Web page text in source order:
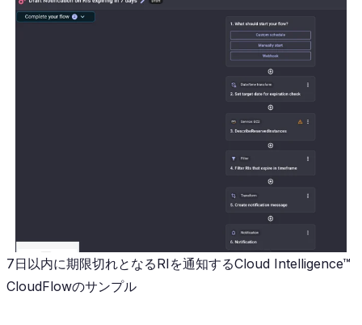
7日以内に期限切れとなるRIを通知するCloud Intelligence™
CloudFlowのサンプル